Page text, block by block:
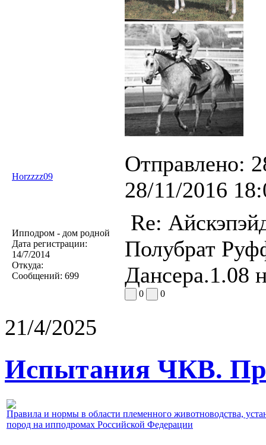
Horzzzz09
Отправлено:
28/11/2016
Ипподром - дом родной
Дата регистрации:
14/7/2014
Откуда:
Сообщений: 699
Re:
Полубрат
Дансера.1.08
0 0
21/4/2025
Испытания ЧКВ.
Правила и нормы в области племенного животноводства,
пород на ипподромах Российской Федерации